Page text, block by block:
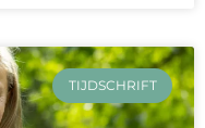
TIJDSCHRIFT